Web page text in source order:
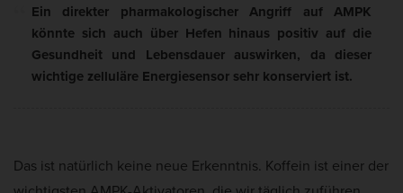
Ein direkter pharmakologischer Angriff auf AMPK
könnte sich auch über Hefen hinaus positiv auf die
Gesundheit und Lebensdauer auswirken, da dieser
wichtige zelluläre Energiesensor sehr konserviert ist.
Das ist natürlich keine neue Erkenntnis. Koffein ist einer der